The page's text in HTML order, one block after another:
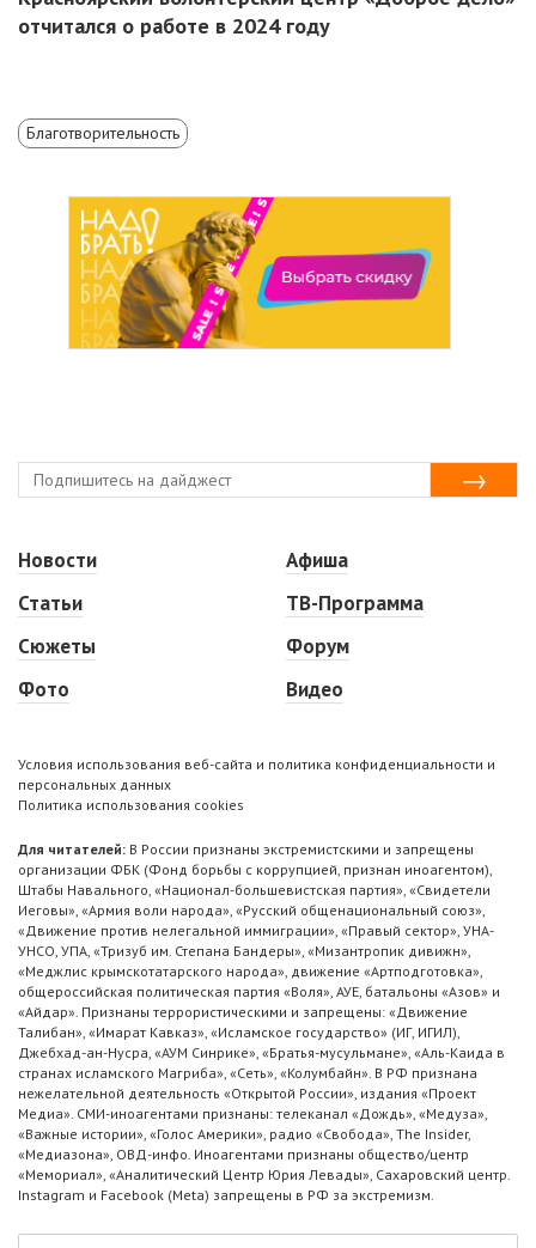
отчитался о работе в 2024 году
Благотворительность
Новости
Статьи
Сюжеты
Фото
Афиша
ТВ-Программа
Форум
Видео
Условия использования веб-сайта и политика конфиденциальности и
персональных данных
Политика использования cookies
Для читателей: В России признаны экстремистскими и запрещены
организации ФБК (Фонд борьбы с коррупцией, признан иноагентом),
Штабы Навального, «Национал-большевистская партия», «Свидетели
Иеговы», «Армия воли народа», «Русский общенациональный союз»,
«Движение против нелегальной иммиграции», «Правый сектор», УНА-
УНСО, УПА, «Тризуб им. Степана Бандеры», «Мизантропик дивижн»,
«Меджлис крымскотатарского народа», движение «Артподготовка»,
общероссийская политическая партия «Воля», АУЕ, батальоны «Азов» и
«Айдар». Признаны террористическими и запрещены: «Движение
Талибан», «Имарат Кавказ», «Исламское государство» (ИГ, ИГИЛ),
Джебхад-ан-Нусра, «АУМ Синрике», «Братья-мусульмане», «Аль-Каида в
странах исламского Магриба», «Сеть», «Колумбайн». В РФ признана
нежелательной деятельность «Открытой России», издания «Проект
Медиа». СМИ-иноагентами признаны: телеканал «Дождь», «Медуза»,
«Важные истории», «Голос Америки», радио «Свобода», The Insider,
«Медиазона», ОВД-инфо. Иноагентами признаны общество/центр
«Мемориал», «Аналитический Центр Юрия Левады», Сахаровский центр.
Instagram и Facebook (Metа) запрещены в РФ за экстремизм.